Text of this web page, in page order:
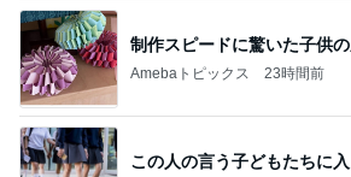
制作スピードに驚いた子供
Amebaトピックス 23時間前
この人の言う子どもたちに